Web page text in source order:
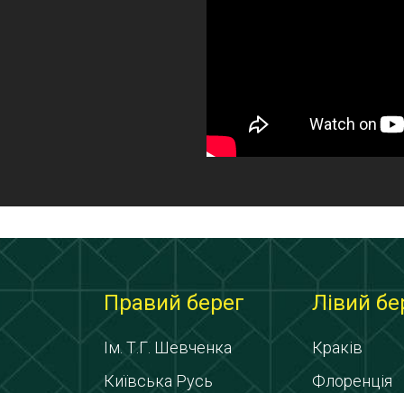
Правий берег
Ім. Т.Г. Шевченка
Київська Русь
Лівий
Краків
Флоренція